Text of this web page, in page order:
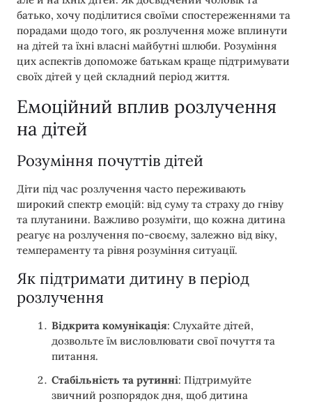
батько, хочу поділитися своїми спостереженнями та
порадами щодо того, як розлучення може вплинути
на дітей та їхні власні майбутні шлюби. Розуміння
цих аспектів допоможе батькам краще підтримувати
своїх дітей у цей складний період життя.
Емоційний вплив розлучення
на дітей
Розуміння почуттів дітей
Діти під час розлучення часто переживають
широкий спектр емоцій: від суму та страху до гніву
та плутанини. Важливо розуміти, що кожна дитина
реагує на розлучення по-своєму, залежно від віку,
темпераменту та рівня розуміння ситуації.
Як підтримати дитину в період
розлучення
Відкрита комунікація: Слухайте дітей,
дозвольте їм висловлювати свої почуття та
питання.
Стабільність та рутинні: Підтримуйте
звичний розпорядок дня, щоб дитина